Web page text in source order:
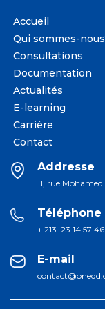
Accueil
Qui sommes-
Consultations
Documentation
Actualités
E-learning
Carrière
Contact
Addresse
11, rue
Téléphone
+ 213 23 14 57 46
E-mail